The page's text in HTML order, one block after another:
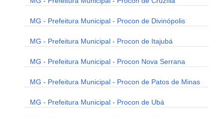
MG - Prefeitura Municipal - Procon de Divinópolis
MG - Prefeitura Municipal - Procon de Itajubá
MG - Prefeitura Municipal - Procon Nova Serrana
MG - Prefeitura Municipal - Procon de Patos de Minas
MG - Prefeitura Municipal - Procon de Ubá